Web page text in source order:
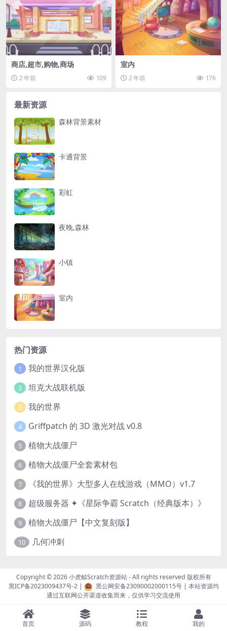
商店,超市,购物,商场
2 年前 109
室内
2 年前 176
最新资源
森林背景素材
卡通背景
彩虹
夜晚,森林
小镇
室内
热门资源
1 我的世界汉化版
2 坦克大战联机版
3 我的世界
4 Griffpatch 的 3D 激光对战 v0.8
5 植物大战僵尸
6 植物大战僵尸全套素材包
7 《我的世界》大型多人在线游戏（MMO）v1.7
8 超级服务器 ✦《星际争霸 Scratch（经典版本）》
9 植物大战僵尸【中文复刻版】
10 几何冲刺
Copyright © 2026小虎鲸Scratch资源站- All rights reserved 版权所有
黑ICP备2023009437号-2| 黑公网安备23090002000115号| 本站资源均
通过互联网公开渠道收集而来，仅供学习交流使用
首页 源码 教程 我的